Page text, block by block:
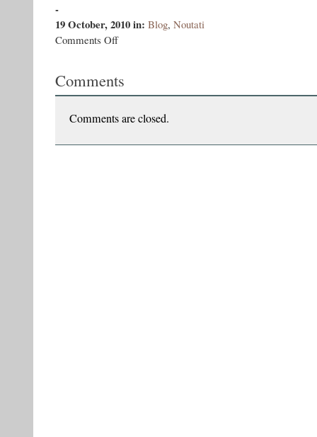
-
19 October, 2010in: Blog, Noutati
Comments Offon
mea
Comments
Comments are closed.